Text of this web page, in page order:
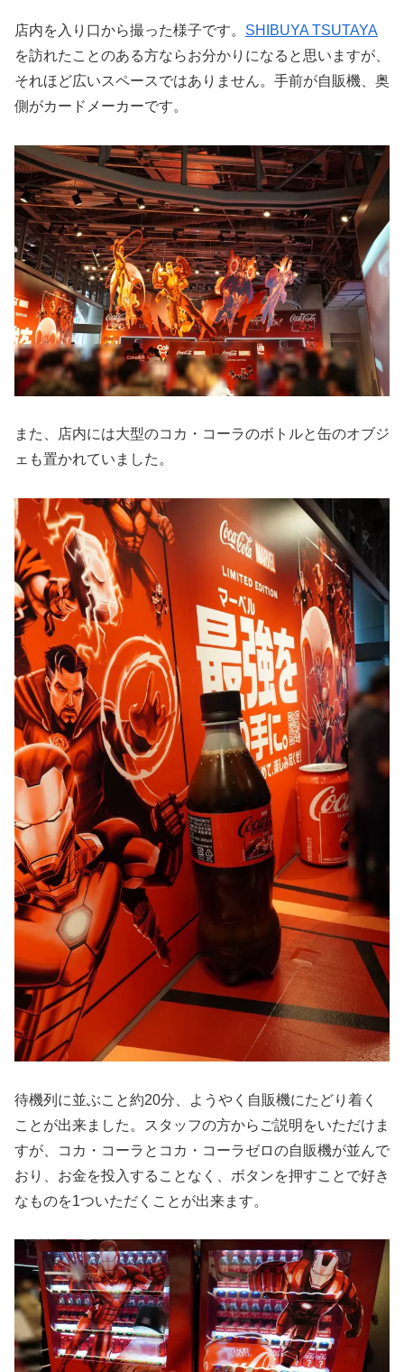
店内を入り口から撮った様子です。 SHIBUYA TSUTAYA
を訪れたことのある方ならお分かりになると思いますが、
それほど広いスペースではありません。手前が自販機、奥
側がカードメーカーです。
また、店内には大型のコカ・コーラのボトルと缶のオブジ
ェも置かれていました。
待機列に並ぶこと約20分、ようやく自販機にたどり着く
ことが出来ました。スタッフの方からご説明をいただけま
すが、コカ・コーラとコカ・コーラゼロの自販機が並んで
おり、お金を投入することなく、ボタンを押すことで好き
なものを1ついただくことが出来ます。